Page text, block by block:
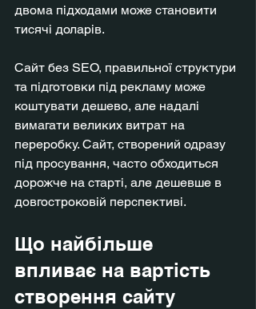
двома підходами може становити
тисячі доларів.
Сайт без SEO, правильної структури
та підготовки під рекламу може
коштувати дешево, але надалі
вимагати великих витрат на
переробку. Сайт, створений одразу
під просування, часто обходиться
дорожче на старті, але дешевше в
довгостроковій перспективі.
Що найбільше
впливає на вартість
створення сайту